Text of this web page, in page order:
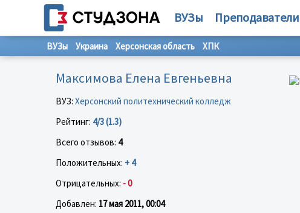
ВУЗы Преподаватели
ВУЗы Украина Херсонская область ХПК
Максимова Елена Евгеньевна
ВУЗ: Херсонский политехнический колледж
Рейтинг: 4/3 (1.3)
Всего отзывов: 4
Положительных: + 4
Отрицательных: - 0
Добавлен: 17 мая 2011, 00:04